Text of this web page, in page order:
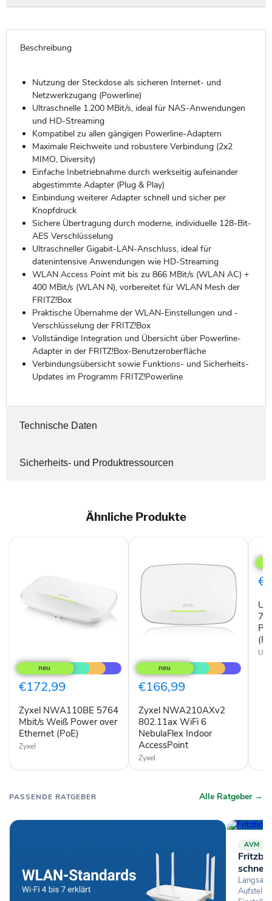
Beschreibung
Nutzung der Steckdose als sicheren Internet- und
Netzwerkzugang (Powerline)
Ultraschnelle 1.200 MBit/s, ideal für NAS-Anwendungen
und HD-Streaming
Kompatibel zu allen gängigen Powerline-Adaptern
Maximale Reichweite und robustere Verbindung (2x2
MIMO, Diversity)
Einfache Inbetriebnahme durch werkseitig aufeinander
abgestimmte Adapter (Plug & Play)
Einbindung weiterer Adapter schnell und sicher per
Knopfdruck
Sichere Übertragung durch moderne, individuelle 128-Bit-
AES Verschlüsselung
Ultraschneller Gigabit-LAN-Anschluss, ideal für
datenintensive Anwendungen wie HD-Streaming
WLAN Access Point mit bis zu 866 MBit/s (WLAN AC) +
400 MBit/s (WLAN N), vorbereitet für WLAN Mesh der
FRITZ!Box
Praktische Übernahme der WLAN-Einstellungen und -
Verschlüsselung der FRITZ!Box
Vollständige Integration und Übersicht über Powerline-
Adapter in der FRITZ!Box-Benutzeroberfläche
Verbindungsübersicht sowie Funktions- und Sicherheits-
Updates im Programm FRITZ!Powerline
Technische Daten
Sicherheits- und Produktressourcen
Ähnliche Produkte
NWA110BE
5764
Mbit/s
Weiß
over
Ethernet
(PoE)
€172,99
Zyxel NWA110BE 5764
Mbit/s Weiß Power over
Ethernet (PoE)
Zyxel
NWA210AXv2
802.11ax
WiFi
6
Indoor
AccessPoint
€166,99
Zyxel NWA210AXv2
802.11ax WiFi 6
NebulaFlex Indoor
AccessPoint
Zyxel
U7
over
PASSENDE RATGEBER Alle Ratgeber →
AVM